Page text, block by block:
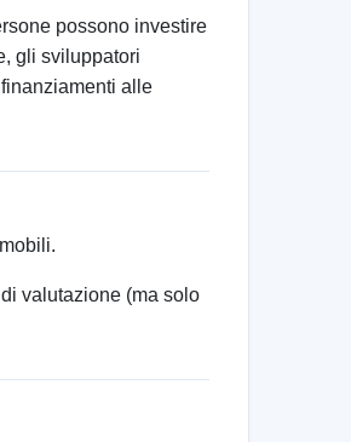
possono investire
gli sviluppatori
alle
valutazione (ma solo